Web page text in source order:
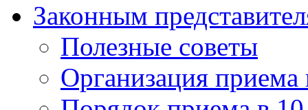
Законным
Полезные советы
Организация приема